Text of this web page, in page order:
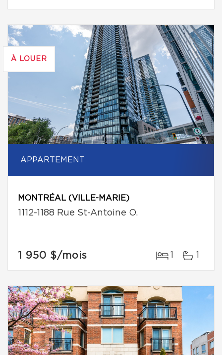
À LOUER
APPARTEMENT
MONTRÉAL (VILLE-MARIE)
1112-1188 Rue St-Antoine O.
1 950 $/mois 1 1